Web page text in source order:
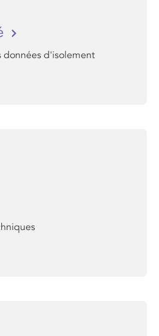
données d'isolement